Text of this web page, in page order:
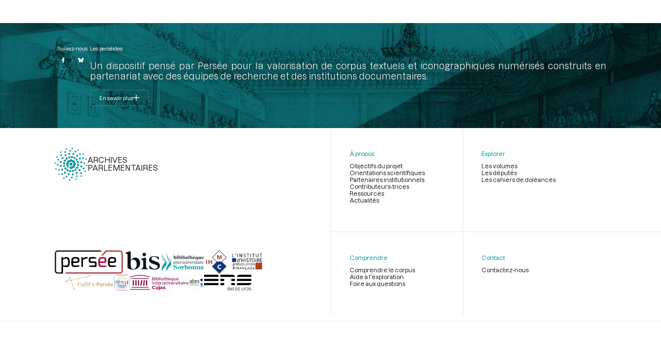
Suivez-nous Les perséides
Un dispositif pensé par Persée pour la valorisation de corpus textuels et iconographiques numérisés construits en
partenariat avec des équipes de recherche et des institutions documentaires.
En savoir plus
ARCHIVES
PARLEMENTAIRES
page
À propos
Objectifs du projet
Orientations scientifiques
Partenaires institutionnels
Contributeurs-trices
Ressources
Actualités
Explorer
Les volumes
Les députés
Les cahiers de doléances
Comprendre
Comprendre le corpus
Aide à l'exploration
Foire aux questions
Contact
Contactez-nous
Légal